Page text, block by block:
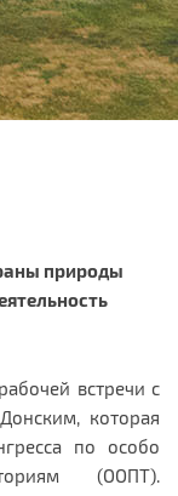
природы
встречи с
которая
по особо
(ООПТ).